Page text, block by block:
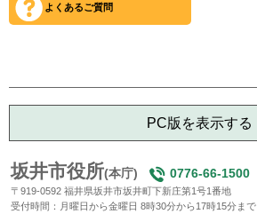
よくあるご質問
PC版を表示する
坂井市役所(本庁) 0776-66-1500
〒919-0592 福井県坂井市坂井町下新庄第1号1番地
受付時間：月曜日から金曜日 8時30分から17時15分まで